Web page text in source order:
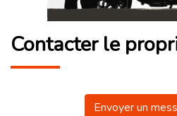
Contacter le
Envoyer un